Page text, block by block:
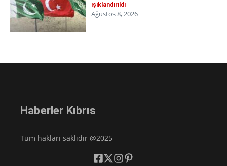
ışıklandırıldı
Ağustos 8, 2026
Haberler Kıbrıs
Tüm hakları saklıdır @2025